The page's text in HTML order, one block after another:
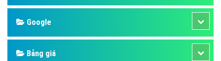
Google
Bảng giá